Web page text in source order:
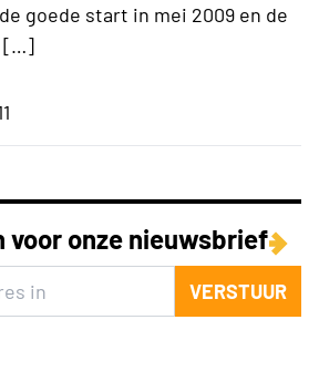
goede start in mei 2009 en de
[…]
voor onze nieuwsbrief
VERSTUUR